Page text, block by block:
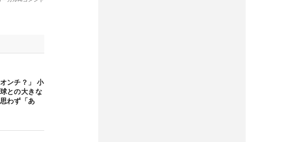
ンチ？」 小
との大きな
わず「あ